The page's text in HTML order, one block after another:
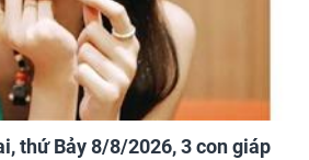
thứ Bảy 8/8/2026, 3 con giáp